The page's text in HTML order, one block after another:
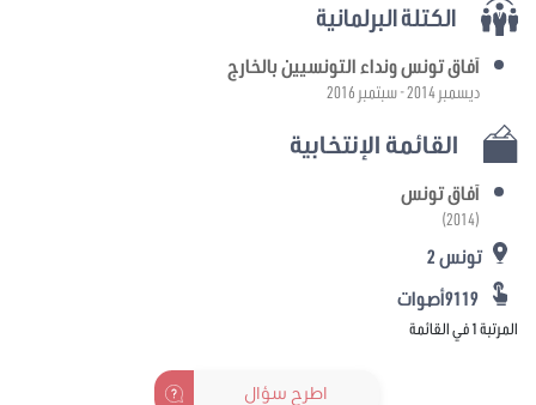
الكتلة البرلمانية
آفاق تونس ونداء التونسيين بالخارج
ديسمبر 2014 - سبتمبر 2016
القائمة الإنتخابية
آفاق تونس
(2014)
تونس 2
المرتبة 1 في القائمة
اطرح سؤال